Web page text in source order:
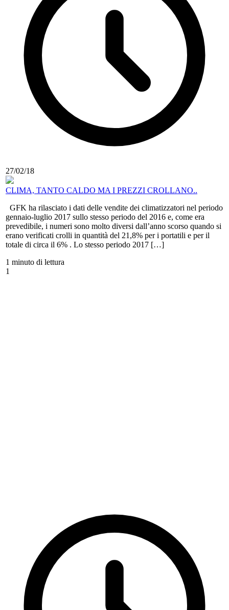
27/02/18
CLIMA, TANTO CALDO MA I PREZZI CROLLANO..
GFK ha rilasciato i dati delle vendite dei climatizzatori nel periodo
gennaio-luglio 2017 sullo stesso periodo del 2016 e, come era
prevedibile, i numeri sono molto diversi dall’anno scorso quando si
erano verificati crolli in quantità del 21,8% per i portatili e per il
totale di circa il 6% . Lo stesso periodo 2017 […]
1 minuto di lettura
1